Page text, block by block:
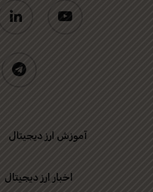
linkedin
telegram
آموزش ارز دیجیتال
اخبار ارز دیجیتال